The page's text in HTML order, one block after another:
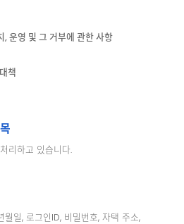
, 운영 및 그 거부에 관한 사항
책
리하고 있습니다.
일, 로그인ID, 비밀번호, 자택 주소,